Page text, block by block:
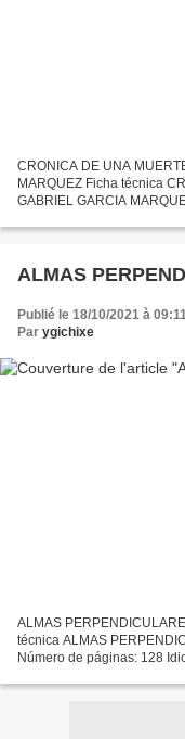
CRONICA DE UNA
MARQUEZ Ficha técnica
GABRIEL GARCIA
Editorial: DEBOLSILLO Año
ALMAS
Publié le 18/10/2021 à
Par ygichixe
ALMAS
técnica ALMAS
Número de páginas: 128
Descargar...